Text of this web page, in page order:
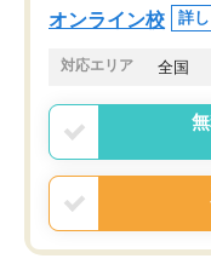
オンライン校 詳
対応エリア 全国